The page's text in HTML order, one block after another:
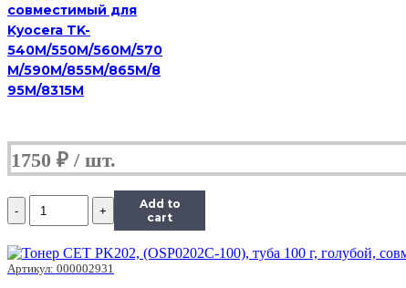
4.0,
Bk,
900
г,
канистра
совместимый для
Kyocera TK-
540M/550M/560M/570
M/590M/855M/865M/8
95M/8315M
1750 ₽
Количество
Тонер
Black
Универсальный
Add to
cart
Артикул: 000002931